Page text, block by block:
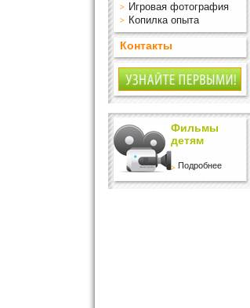
Игровая фотография
Копилка опыта
Контакты
Фильмы
детям
Подробнее